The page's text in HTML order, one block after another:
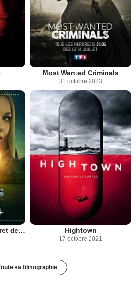
Most Wanted Criminals
31 octobre 2023
Trésors perdus : le secret de Moctezuma Hightown
17 octobre 2021
sa filmographie